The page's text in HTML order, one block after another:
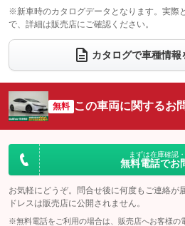
：装備なし
ウォークスルー
：装備なし
電動リアゲート
：装備あり
サイドカメラ
：装備なし
：装備なし
※新車時のカタログデータとなります。実際
で、詳細は販売店にご確認ください。
カタログで車種情報
無料 この車両に関するお
まずは在庫確認
無料電話でお
お気軽にどうぞ。問合せ後に何度もご連絡が
ドレスは販売店に公開されません。
※無料電話をご利用の場合は、販売店へお客様の